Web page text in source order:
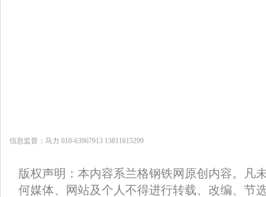
信息监督：马力 010-63967913 13811615299
版权声明：本内容系兰格钢铁网原创内容。凡
何媒体、网站及个人不得进行转载、改编、节